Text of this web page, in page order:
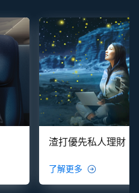
渣打優先私人理財
了解更多